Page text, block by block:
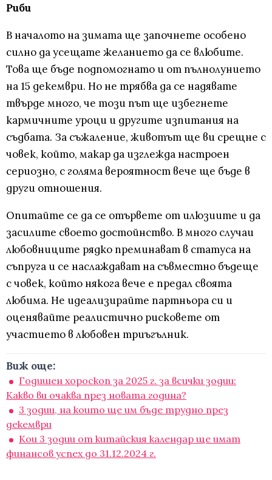
Риби
В началото на зимата ще започнете особено
силно да усещате желанието да се влюбите.
Това ще бъде подпомогнато и от пълнолунието
на 15 декември. Но не трябва да се надявате
твърде много, че този път ще избегнете
кармичните уроци и другите изпитания на
съдбата. За съжаление, животът ще ви срещне с
човек, който, макар да изглежда настроен
сериозно, с голяма вероятност вече ще бъде в
други отношения.
Опитайте се да се отървете от илюзиите и да
засилите своето достойнство. В много случаи
любовниците рядко преминават в статуса на
съпруга и се наслаждават на съвместно бъдеще
с човек, който някога вече е предал своята
любима. Не идеализирайте партньора си и
оценявайте реалистично рисковете от
участието в любовен триъгълник.
Виж още:
Годишен хороскоп за 2025 г. за всички зодии:
Какво ви очаква през новата година?
3 зодии, на които ще им бъде трудно през
декември
Кои 3 зодии от китайския календар ще имат
финансов успех до 31.12.2024 г.